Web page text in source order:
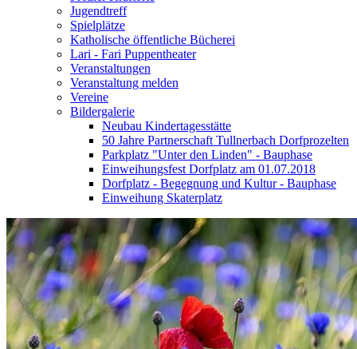
Jugendtreff
Spielplätze
Katholische öffentliche Bücherei
Lari - Fari Puppentheater
Veranstaltungen
Veranstaltung melden
Vereine
Bildergalerie
Neubau Kindertagesstätte
50 Jahre Partnerschaft Tullnerbach Dorfprozelten
Parkplatz "Unter den Linden" - Bauphase
Einweihungsfest Dorfplatz am 01.07.2018
Dorfplatz - Begegnung und Kultur - Bauphase
Einweihung Skaterplatz